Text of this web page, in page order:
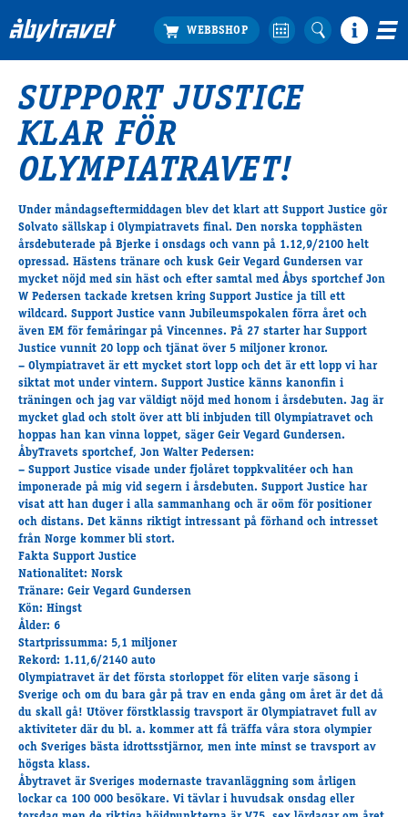
Köp biljett
Travprogrammet
Boka ställplats
Bra att veta
Restauranger
Catering by Lyon
Hotell nära oss
Nybörjar­guide
Presentkort
Tävlingsdagar
FAQ
Travkonferens
Exponering & värdskap
Aktiviteter
Tävling
Tävlingsserier
Träning och provlopp
Aktiva
Månadens hästägare 2026
Månadens B-tränare 2026
Euro Classic Trot
Andelshästar
Åby Stora Pris 2026
Supertorsdag för företag
SUPPORT JUSTICE
KLAR FÖR
OLYMPIATRAVET!
Under måndagseftermiddagen blev det klart att Support Justice gör
Solvato sällskap i Olympiatravets final. Den norska topphästen
årsdebuterade på Bjerke i onsdags och vann på 1.12,9/2100 helt
opressad. Hästens tränare och kusk Geir Vegard Gundersen var
mycket nöjd med sin häst och efter samtal med Åbys sportchef Jon
W Pedersen tackade kretsen kring Support Justice ja till ett
wildcard. Support Justice vann Jubileumspokalen förra året och
även EM för femåringar på Vincennes. På 27 starter har Support
Justice vunnit 20 lopp och tjänat över 5 miljoner kronor.
– Olympiatravet är ett mycket stort lopp och det är ett lopp vi har
siktat mot under vintern. Support Justice känns kanonfin i
träningen och jag var väldigt nöjd med honom i årsdebuten. Jag är
mycket glad och stolt över att bli inbjuden till Olympiatravet och
hoppas han kan vinna loppet, säger Geir Vegard Gundersen.
ÅbyTravets sportchef, Jon Walter Pedersen:
– Support Justice visade under fjolåret toppkvalitéer och han
imponerade på mig vid segern i årsdebuten. Support Justice har
visat att han duger i alla sammanhang och är oöm för positioner
och distans. Det känns riktigt intressant på förhand och intresset
från Norge kommer bli stort.
Fakta Support Justice
Nationalitet: Norsk
Tränare: Geir Vegard Gundersen
Kön: Hingst
Ålder: 6
Startprissumma: 5,1 miljoner
Rekord: 1.11,6/2140 auto
Olympiatravet är det första storloppet för eliten varje säsong i
Sverige och om du bara går på trav en enda gång om året är det då
du skall gå! Utöver förstklassig travsport är Olympiatravet full av
aktiviteter där du bl. a. kommer att få träffa våra stora olympier
och Sveriges bästa idrottsstjärnor, men inte minst se travsport av
högsta klass.
Åbytravet är Sveriges modernaste travanläggning som årligen
lockar ca 100 000 besökare. Vi tävlar i huvudsak onsdag eller